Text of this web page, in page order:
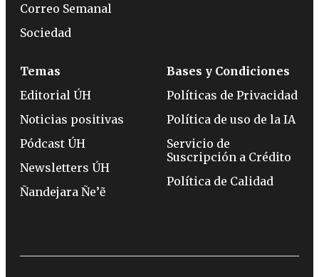
Correo Semanal
Sociedad
Temas
Editorial ÚH
Noticias positivas
Pódcast ÚH
Newsletters ÚH
Ñandejara Ñe’ẽ
Bases y Condiciones
Políticas de Privacidad
Política de uso de la IA
Servicio de
Suscripción a Crédito
Política de Calidad